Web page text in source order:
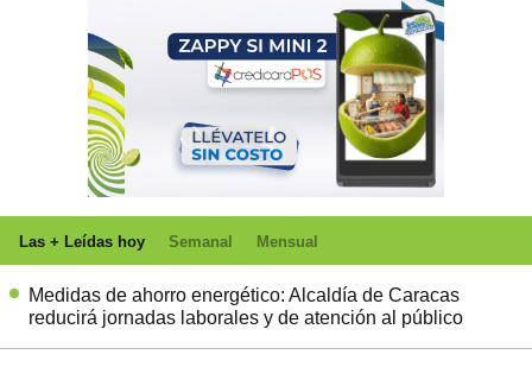
Las + Leídas hoy Semanal Mensual
Medidas de ahorro energético: Alcaldía de Caracas
reducirá jornadas laborales y de atención al público